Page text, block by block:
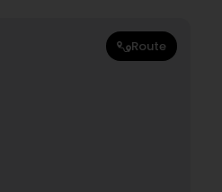
Route